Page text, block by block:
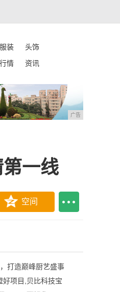
服装
头饰
行情 资讯
广告
一线
空间
打造巅峰厨艺盛事
好项目,贝比科技宝